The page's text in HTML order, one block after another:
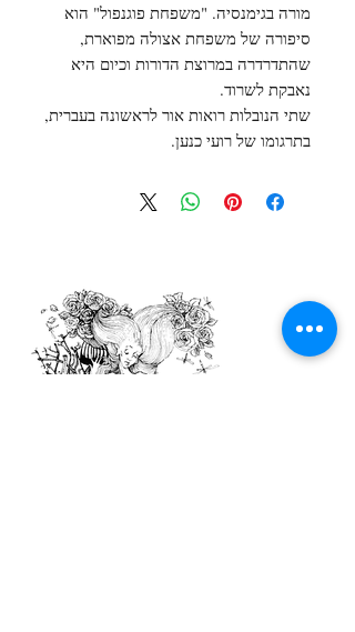
מורה בגימנסיה. "משפחת פוגנפול" הוא
סיפורה של משפחת אצולה מפוארת,
שהתדרדרה במרוצת הדורות וכיום היא
נאבקת לשרוד.
שתי הנובלות רואות אור לראשונה בעברית,
בתרגומו של רועי כנען.